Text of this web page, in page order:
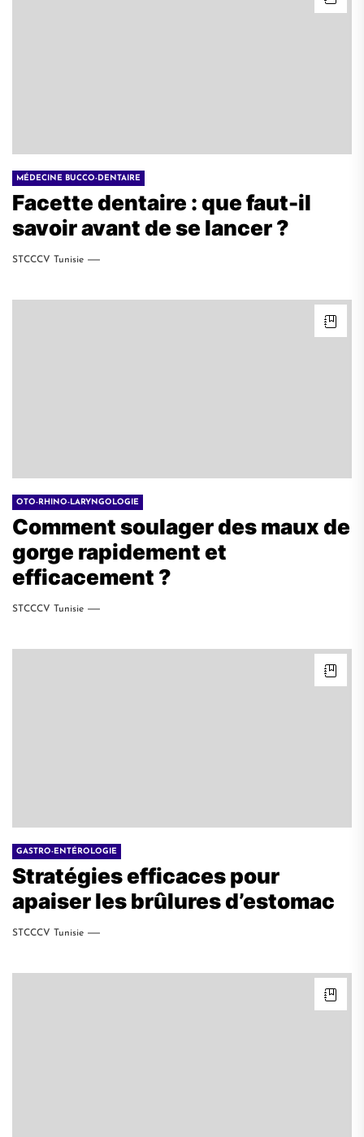
MÉDECINE BUCCO-DENTAIRE
Facette dentaire : que faut-il
savoir avant de se lancer ?
STCCCV Tunisie
OTO-RHINO-LARYNGOLOGIE
Comment soulager des maux de
gorge rapidement et
efficacement ?
STCCCV Tunisie
GASTRO-ENTÉROLOGIE
Stratégies efficaces pour
apaiser les brûlures d’estomac
STCCCV Tunisie